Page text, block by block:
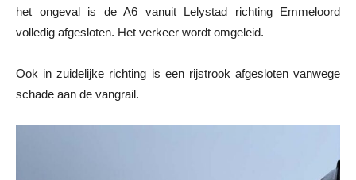
het ongeval is de A6 vanuit Lelystad richting Emmeloord
volledig afgesloten. Het verkeer wordt omgeleid.
Ook in zuidelijke richting is een rijstrook afgesloten vanwege
schade aan de vangrail.